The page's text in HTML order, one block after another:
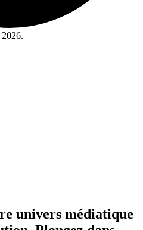
univers médiatique